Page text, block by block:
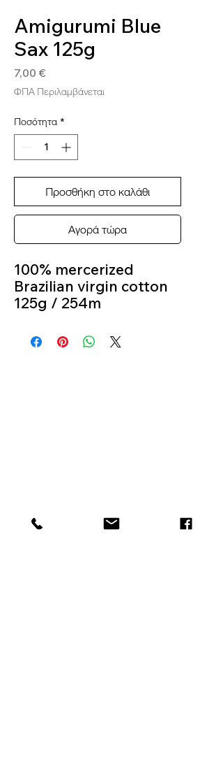
Amigurumi Blue
Sax 125g
7,00 €
ΦΠΑ Περιλαμβάνεται
Ποσότητα *
Προσθήκη στο καλάθι
Αγορά τώρα
100% mercerized
Brazilian virgin cotton
125g / 254m
- 4 mm
Knitting Needles